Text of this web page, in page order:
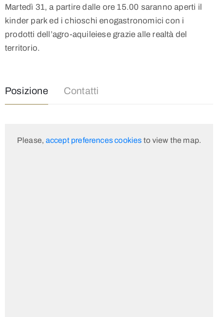
Martedì 31, a partire dalle ore 15.00 saranno aperti il
kinder park ed i chioschi enogastronomici con i
prodotti dell’agro-aquileiese grazie alle realtà del
territorio.
Posizione Contatti
Please, accept preferences cookies to view the map.